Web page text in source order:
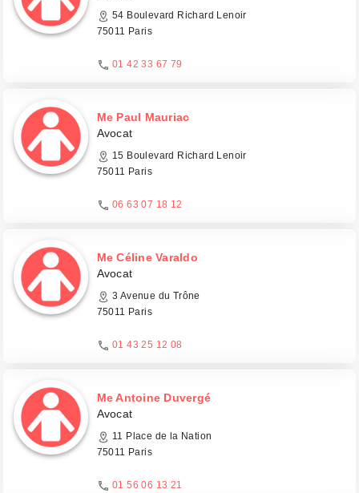
54 Boulevard Richard Lenoir
75011 Paris
01 42 33 67 79
Me Paul Mauriac
Avocat
15 Boulevard Richard Lenoir
75011 Paris
06 63 07 18 12
Me Céline Varaldo
Avocat
3 Avenue du Trône
75011 Paris
01 43 25 12 08
Me Antoine Duvergé
Avocat
11 Place de la Nation
75011 Paris
01 56 06 13 21